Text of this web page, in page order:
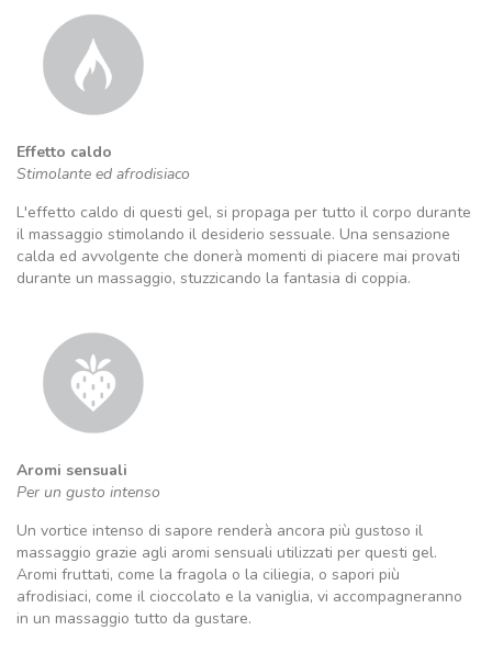
Effetto caldo
Stimolante ed afrodisiaco
L'effetto caldo di questi gel, si propaga per tutto il corpo durante
il massaggio stimolando il desiderio sessuale. Una sensazione
calda ed avvolgente che donerà momenti di piacere mai provati
durante un massaggio, stuzzicando la fantasia di coppia.
Aromi sensuali
Per un gusto intenso
Un vortice intenso di sapore renderà ancora più gustoso il
massaggio grazie agli aromi sensuali utilizzati per questi gel.
Aromi fruttati, come la fragola o la ciliegia, o sapori più
afrodisiaci, come il cioccolato e la vaniglia, vi accompagneranno
in un massaggio tutto da gustare.